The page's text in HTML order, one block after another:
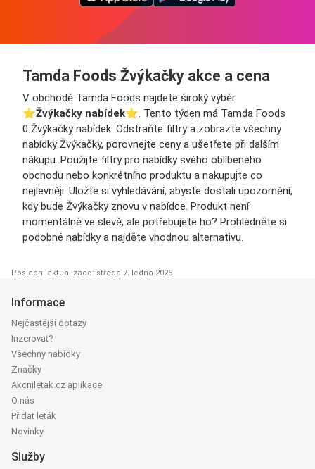
Tamda Foods Žvýkačky akce a cena
V obchodě Tamda Foods najdete široký výběr
⭐️Žvýkačky nabídek⭐️. Tento týden má Tamda Foods
0 Žvýkačky nabídek. Odstraňte filtry a zobrazte všechny
nabídky Žvýkačky, porovnejte ceny a ušetřete při dalším
nákupu. Použijte filtry pro nabídky svého oblíbeného
obchodu nebo konkrétního produktu a nakupujte co
nejlevněji. Uložte si vyhledávání, abyste dostali upozornění,
kdy bude Žvýkačky znovu v nabídce. Produkt není
momentálně ve slevě, ale potřebujete ho? Prohlédněte si
podobné nabídky a najděte vhodnou alternativu.
Poslední aktualizace: středa 7. ledna 2026
Informace
Nejčastější dotazy
Inzerovat?
Všechny nabídky
Značky
Akcniletak.cz aplikace
O nás
Přidat leták
Novinky
Služby